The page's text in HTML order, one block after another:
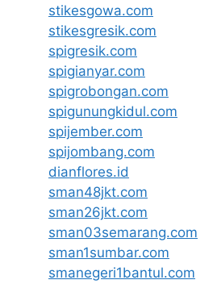
stikesgowa.com
stikesgresik.com
spigresik.com
spigianyar.com
spigrobongan.com
spigunungkidul.com
spijember.com
spijombang.com
dianflores.id
sman48jkt.com
sman26jkt.com
sman03semarang.com
sman1sumbar.com
smanegeri1bantul.com